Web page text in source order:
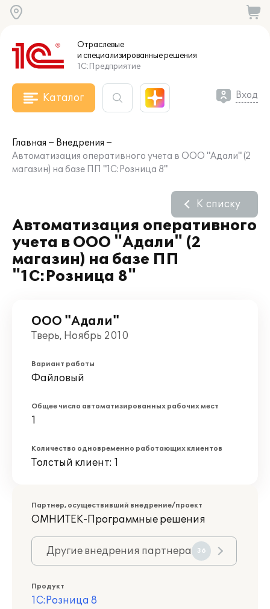
Отраслевые
и специализированныерешения
1С:Предприятие
Каталог Вход
Главная
Внедрения
Автоматизация оперативного учета в ООО "Адали" (2
магазин) на базе ПП "1С:Розница 8"
Автоматизация оперативного
учета в ООО "Адали" (2
магазин) на базе ПП
"1С:Розница 8"
К списку
ООО "Адали"
Тверь, Ноябрь 2010
Вариант работы
Файловый
Общее число автоматизированных рабочих мест
1
Количество одновременно работающих клиентов
Толстый клиент: 1
Партнер, осуществивший внедрение/проект
ОМНИТЕК-Программные решения
Другие внедрения партнера 36
Продукт
1С:Розница 8